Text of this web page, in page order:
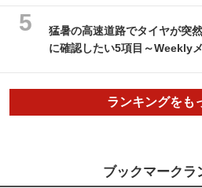
猛暑の高速道路でタイヤが突
に確認したい5項目～Weekly
ランキングをも
ブックマークラ